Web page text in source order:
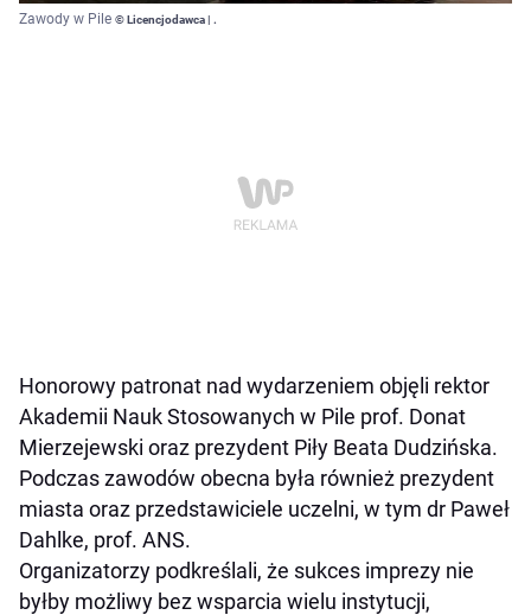
Zawody w Pile © Licencjodawca | .
Honorowy patronat nad wydarzeniem objęli rektor
Akademii Nauk Stosowanych w Pile prof. Donat
Mierzejewski oraz prezydent Piły Beata Dudzińska.
Podczas zawodów obecna była również prezydent
miasta oraz przedstawiciele uczelni, w tym dr Paweł
Dahlke, prof. ANS.
Organizatorzy podkreślali, że sukces imprezy nie
byłby możliwy bez wsparcia wielu instytucji,